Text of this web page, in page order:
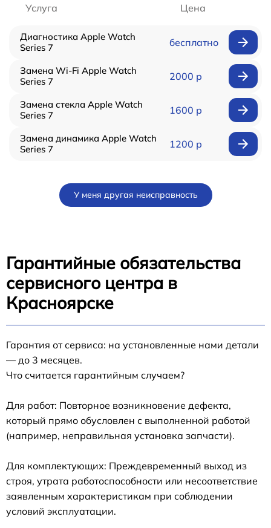
Услуга Цена
Диагностика Apple Watch
Series 7
бесплатно
Замена Wi-Fi Apple Watch
Series 7
2000 р
Замена стекла Apple Watch
Series 7
1600 р
Замена динамика Apple Watch
Series 7
1200 р
У меня другая неисправность
Гарантийные обязательства
сервисного центра в
Красноярске
Гарантия от сервиса: на установленные нами детали
— до 3 месяцев.
Что считается гарантийным случаем?
Для работ: Повторное возникновение дефекта,
который прямо обусловлен с выполненной работой
(например, неправильная установка запчасти).
Для комплектующих: Преждевременный выход из
строя, утрата работоспособности или несоответствие
заявленным характеристикам при соблюдении
условий эксплуатации.